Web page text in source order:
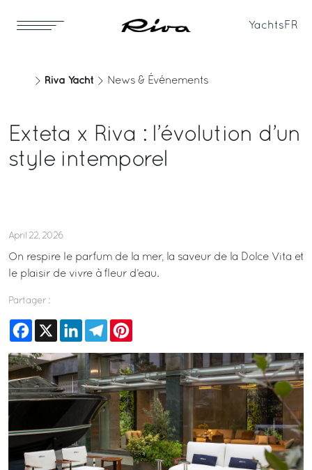
Yachts FR
Riva Yacht News & Événements
Exteta x Riva : l’évolution d’un
style intemporel
April 22, 2026
On respire le parfum de la mer, la saveur de la Dolce Vita et
le plaisir de vivre à fleur d’eau.
Partager :
Facebook
X LinkedInTelegram